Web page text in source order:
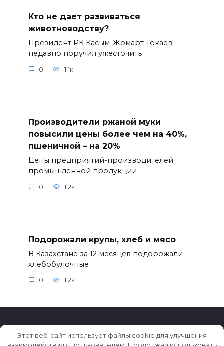
Кто не дает развиваться
животноводству?
Президент РК Касым-Жомарт Токаев
недавно поручил ужесточить
0 1.1к.
Производители ржаной муки
повысили цены более чем на 40%,
пшеничной – на 20%
Цены предприятий-производителей
промышленной продукции
0 1.2к.
Подорожали крупы, хлеб и мясо
В Казахстане за 12 месяцев подорожали
хлебобулочные
0 1.2к.
Этот веб-сайт использует файлы cookie для улучшения